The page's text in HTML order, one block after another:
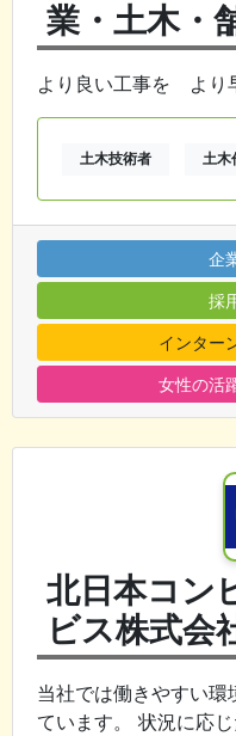
業・土木・
より良い工事を よ
土木技術者 土木
企
採
インター
女性の活
北日本コン
ビス株式会
当社では働きやすい
ています。 状況に応